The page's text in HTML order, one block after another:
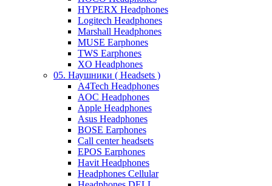
HYPERX Headphones
Logitech Headphones
Marshall Headphones
MUSE Earphones
TWS Earphones
XO Headphones
05. Наушники ( Headsets )
A4Tech Headphones
AOC Headphones
Apple Headphones
Asus Headphones
BOSE Earphones
Call center headsets
EPOS Earphones
Havit Headphones
Headphones Cellular